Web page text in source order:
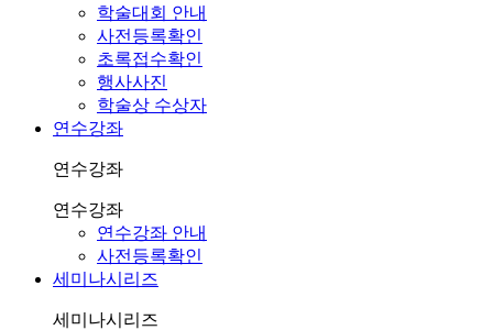
학술대회 안내
사전등록확인
초록접수확인
행사사진
학술상 수상자
연수강좌
연수강좌
연수강좌
연수강좌 안내
사전등록확인
세미나시리즈
세미나시리즈